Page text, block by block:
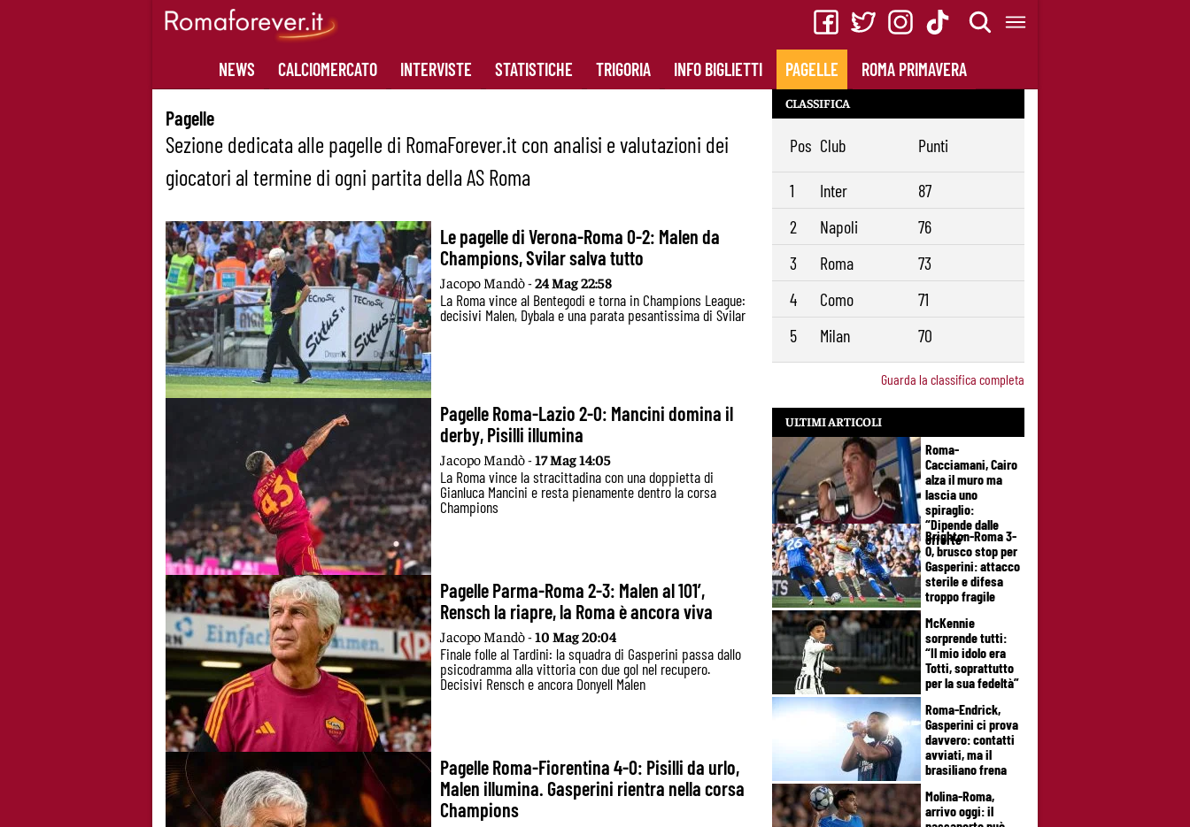
NEWS CALCIOMERCATO INTERVISTE STATISTICHE TRIGORIA INFO BIGLIETTI PAGELLE ROMA PRIMAVERA
Pagelle
Sezione dedicata alle pagelle di RomaForever.it con analisi e valutazioni dei
giocatori al termine di ogni partita della AS Roma
Le pagelle di Verona-Roma 0-2: Malen da
Champions, Svilar salva tutto
Jacopo Mandò -24 Mag 22:58
La Roma vince al Bentegodi e torna in Champions League:
decisivi Malen, Dybala e una parata pesantissima di Svilar
Pagelle Roma-Lazio 2-0: Mancini domina il
derby, Pisilli illumina
Jacopo Mandò -17 Mag 14:05
La Roma vince la stracittadina con una doppietta di
Gianluca Mancini e resta pienamente dentro la corsa
Champions
Pagelle Parma-Roma 2-3: Malen al 101’,
Rensch la riapre, la Roma è ancora viva
Jacopo Mandò -10 Mag 20:04
Finale folle al Tardini: la squadra di Gasperini passa dallo
psicodramma alla vittoria con due gol nel recupero.
Decisivi Rensch e ancora Donyell Malen
Pagelle Roma-Fiorentina 4-0: Pisilli da urlo,
Malen illumina. Gasperini rientra nella corsa
Champions
CLASSIFICA
Pos Club Punti
1 Inter
87
2
Napoli
76
3
Roma
73
4
Como
71
5
Milan 70
Guarda la classifica completa
ULTIMI ARTICOLI
Roma-
Cacciamani, Cairo
alza il muro ma
lascia uno
spiraglio:
“Dipende dalle
offerte”
Brighton-Roma 3-
0, brusco stop per
Gasperini: attacco
sterile e difesa
troppo fragile
McKennie
sorprende tutti:
“Il mio idolo era
Totti, soprattutto
per la sua fedeltà”
Roma-Endrick,
Gasperini ci prova
davvero: contatti
avviati, ma il
brasiliano frena
Molina-Roma,
arrivo oggi: il